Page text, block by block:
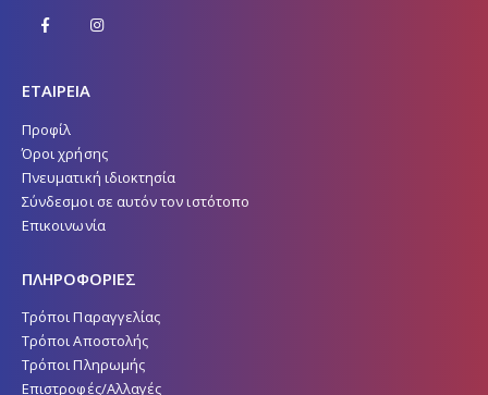
ΕΤΑΙΡΕΙΑ
Προφίλ
Όροι χρήσης
Πνευματική ιδιοκτησία
Σύνδεσμοι σε αυτόν τον ιστότοπο
Επικοινωνία
ΠΛΗΡΟΦΟΡΙΕΣ
Τρόποι Παραγγελίας
Τρόποι Αποστολής
Τρόποι Πληρωμής
Επιστροφές/Αλλαγές